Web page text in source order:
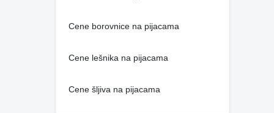
Cene borovnice na pijacama
Cene lešnika na pijacama
Cene šljiva na pijacama